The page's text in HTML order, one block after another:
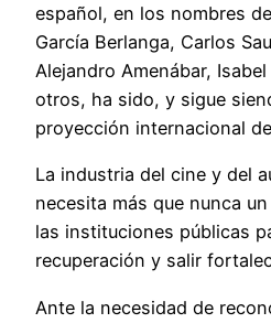
español, en los nombres
García Berlanga, Carlos
Alejandro Amenábar,
otros, ha sido, y sigue
proyección internacional
La industria del cine y del
necesita más que nunca
las instituciones públicas
recuperación y salir
Ante la necesidad de